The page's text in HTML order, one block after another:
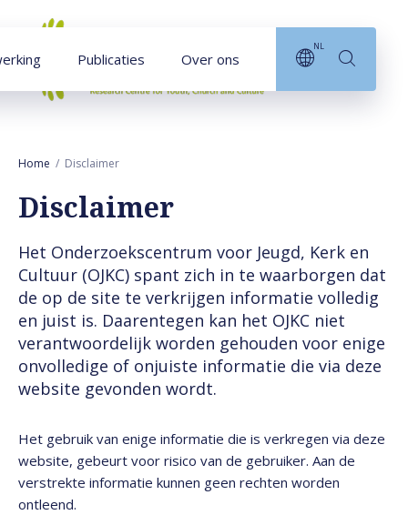
Naar hoofdinhoud
Publicaties Over ons
NL
Home Disclaimer
Disclaimer
Het Onderzoekscentrum voor Jeugd, Kerk en
Cultuur (OJKC) spant zich in te waarborgen dat
de op de site te verkrijgen informatie volledig
en juist is. Daarentegen kan het OJKC niet
verantwoordelijk worden gehouden voor enige
onvolledige of onjuiste informatie die via deze
website gevonden wordt.
Het gebruik van enige informatie die is verkregen via deze
website, gebeurt voor risico van de gebruiker. Aan de
verstrekte informatie kunnen geen rechten worden
ontleend.